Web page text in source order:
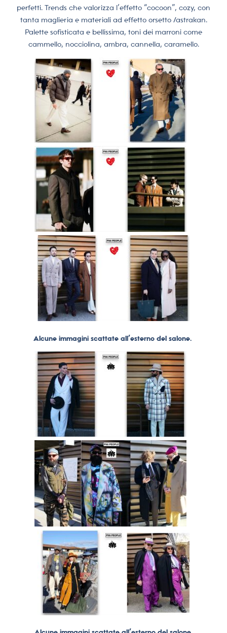
perfetti. Trends che valorizza l’effetto “cocoon”, cozy, con
tanta maglieria e materiali ad effetto orsetto /astrakan.
Palette sofisticata e bellissima, toni dei marroni come
cammello, nocciolina, ambra, cannella, caramello.
Alcune immagini scattate all’esterno del salone.